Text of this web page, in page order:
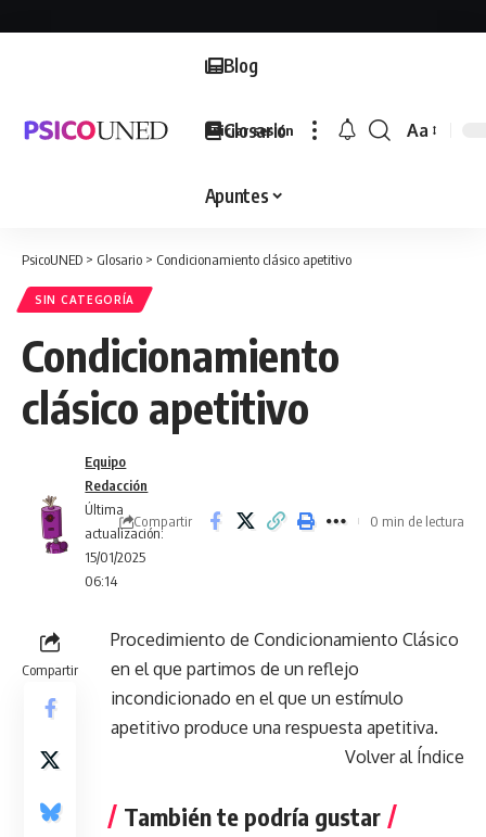
Blog
Glosario
Apuntes
Iniciar sesión
Font
Aa
PsicoUNED > Glosario > Condicionamiento clásico apetitivo
SIN CATEGORÍA
Condicionamiento
clásico apetitivo
Última
actualización:
15/01/2025
06:14
Equipo
Redacción
Compartir 0 min de lectura
Compartir
Procedimiento de Condicionamiento Clásico
en el que partimos de un reflejo
incondicionado en el que un estímulo
apetitivo produce una respuesta apetitiva.
Volver al Índice
También te podría gustar